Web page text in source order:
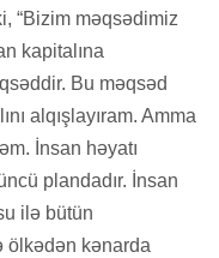
“Bizim məqsədimiz
kapitalına
Bu məqsəd
alqışlayıram. Amma
İnsan həyatı
plandadır. İnsan
ilə bütün
ölkədən kənarda